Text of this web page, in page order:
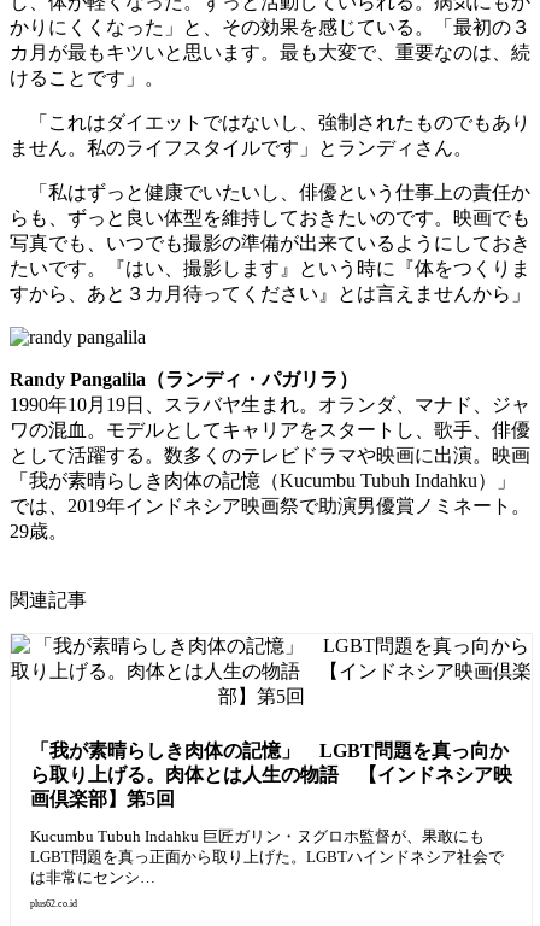
かりにくくなった」と、その効果を感じている。「最初の３
カ月が最もキツいと思います。最も大変で、重要なのは、続
けることです」。
「これはダイエットではないし、強制されたものでもあり
ません。私のライフスタイルです」とランディさん。
「私はずっと健康でいたいし、俳優という仕事上の責任か
らも、ずっと良い体型を維持しておきたいのです。映画でも
写真でも、いつでも撮影の準備が出来ているようにしておき
たいです。『はい、撮影します』という時に『体をつくりま
すから、あと３カ月待ってください』とは言えませんから」
Randy Pangalila（ランディ・パガリラ）
1990年10月19日、スラバヤ生まれ。オランダ、マナド、ジャ
ワの混血。モデルとしてキャリアをスタートし、歌手、俳優
として活躍する。数多くのテレビドラマや映画に出演。映画
「我が素晴らしき肉体の記憶（Kucumbu Tubuh Indahku）」
では、2019年インドネシア映画祭で助演男優賞ノミネート。
29歳。
関連記事
「我が素晴らしき肉体の記憶」 LGBT問題を真っ向か
ら取り上げる。肉体とは人生の物語 【インドネシア映
画倶楽部】第5回
Kucumbu Tubuh Indahku 巨匠ガリン・ヌグロホ監督が、果敢にも
LGBT問題を真っ正面から取り上げた。LGBTハインドネシア社会で
は非常にセンシ…
plus62.co.id